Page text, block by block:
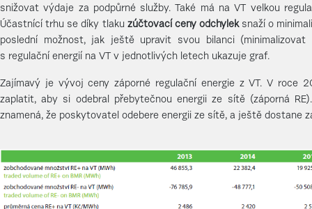
snižovat výdaje za podpůrné služby. Také má na VT velkou
Účastnící trhu se díky tlaku zúčtovací ceny odchyleksnaží o
poslední možnost, jak ještě upravit svou bilanci (minimalizovat
s regulační energií na VT v jednotlivých letech ukazuje graf.
Zajímavý je vývoj ceny záporné regulační energie z VT. V roce
zaplatit, aby si odebral přebytečnou energii ze sítě (záporná
znamená, že poskytovatel odebere energii ze sítě, a ještě dostane